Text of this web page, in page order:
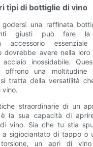
tipi di bottiglie di vino
una raffinata
giusti può fare la
accessorio
dovrebbe avere nella loro
inossidabile.
offrono una moltitudine
tratta della versatilità
vino.
straordinarie di un
è la sua capacità di
vino. Sia che tu stia
a sigiociantato di tappo o
un apri di